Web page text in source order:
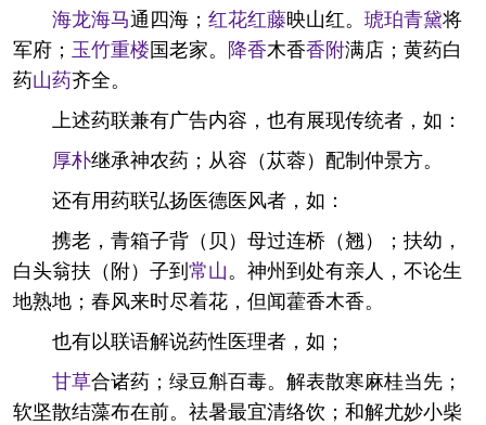
海龙海马通四海； 红花红藤映山红。 琥珀青黛将
军府； 玉竹重楼国老家。 降香木香香附满店；黄药白
药山药齐全。
上述药联兼有广告内容，也有展现传统者，如：
厚朴继承神农药；从容（苁蓉）配制仲景方。
还有用药联弘扬医德医风者，如：
携老，青箱子背（贝）母过连桥（翘）；扶幼，
白头翁扶（附）子到常山。神州到处有亲人，不论生
地熟地；春风来时尽着花，但闻藿香木香。
也有以联语解说药性医理者，如；
甘草合诸药；绿豆斛百毒。解表散寒麻桂当先；
软坚散结藻布在前。祛暑最宜清络饮；和解尤妙小柴